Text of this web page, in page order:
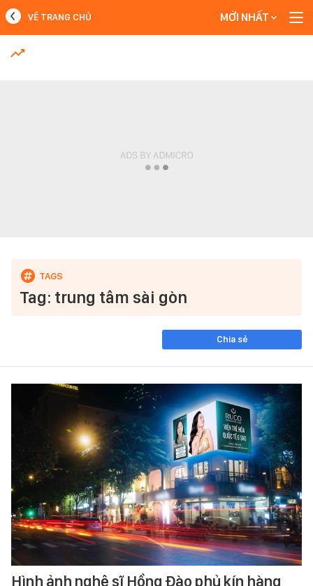
MỚI NHẤT
VỀ TRANG CHỦ MỚI NHẤT
Tag: trung tâm sài gòn
Chia sẻ
Hình ảnh nghệ sĩ Hồng Đào phủ kín hàng